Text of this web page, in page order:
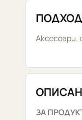
Аксесоари,
ЗА